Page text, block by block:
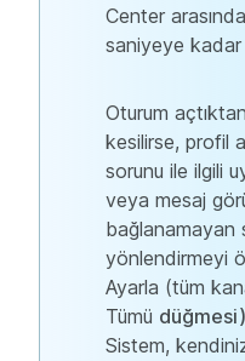
Center
saniyeye
Oturum
kesilirse, profil
sorunu ile ilgili
veya mesaj
bağlanamayan
yönlendirmeyi
Ayarla (tüm
Tümü düğmesi)
Sistem,